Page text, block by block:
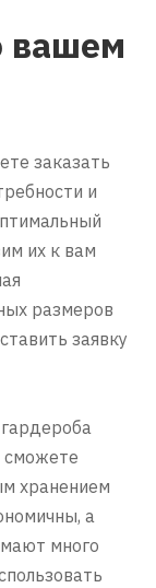
вашем
заказать
и
их к вам
размеров
заявку
хранением
а
много